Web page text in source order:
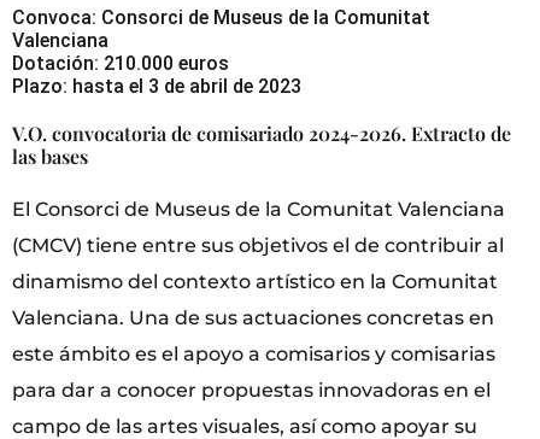
Convoca: Consorci de Museus de la Comunitat
Valenciana
Dotación: 210.000 euros
Plazo: hasta el 3 de abril de 2023
V.O. convocatoria de comisariado 2024-2026. Extracto de
las bases
El Consorci de Museus de la Comunitat Valenciana
(CMCV) tiene entre sus objetivos el de contribuir al
dinamismo del contexto artístico en la Comunitat
Valenciana. Una de sus actuaciones concretas en
este ámbito es el apoyo a comisarios y comisarias
para dar a conocer propuestas innovadoras en el
campo de las artes visuales, así como apoyar su